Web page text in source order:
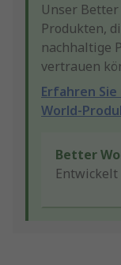
Unser
Produkten,
nachhaltige
vertrauen
Erfahren
World-
Better